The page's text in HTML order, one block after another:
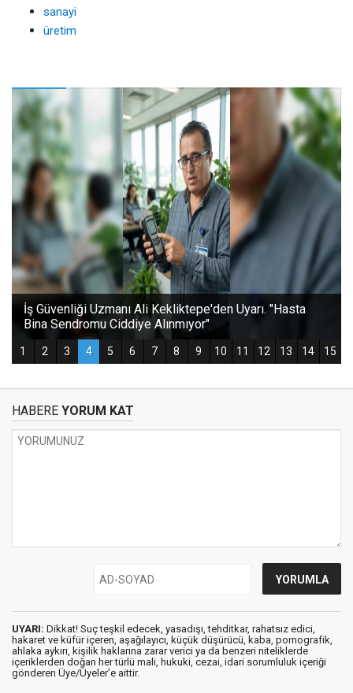
sanayi
üretim
HABERE YORUM KAT
UYARI: Dikkat! Suç teşkil edecek, yasadışı, tehditkar, rahatsız edici,
hakaret ve küfür içeren, aşağılayıcı, küçük düşürücü, kaba, pornografik,
ahlaka aykırı, kişilik haklarına zarar verici ya da benzeri niteliklerde
içeriklerden doğan her türlü mali, hukuki, cezai, idari sorumluluk içeriği
gönderen Üye/Üyeler’e aittir.